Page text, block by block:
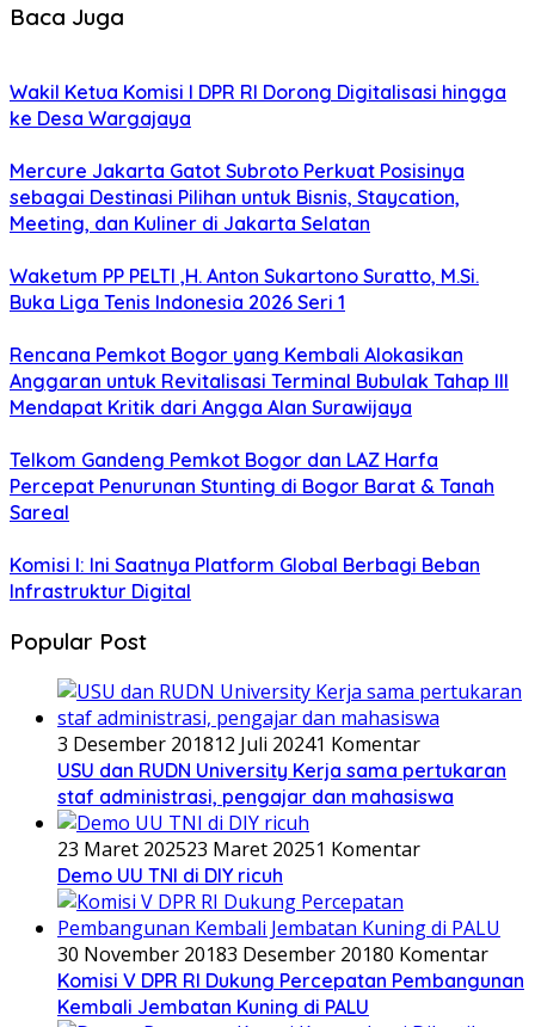
Baca Juga
Wakil Ketua Komisi I DPR RI Dorong Digitalisasi hingga
ke Desa Wargajaya
Mercure Jakarta Gatot Subroto Perkuat Posisinya
sebagai Destinasi Pilihan untuk Bisnis, Staycation,
Meeting, dan Kuliner di Jakarta Selatan
Waketum PP PELTI ,H. Anton Sukartono Suratto, M.Si.
Buka Liga Tenis Indonesia 2026 Seri 1
Rencana Pemkot Bogor yang Kembali Alokasikan
Anggaran untuk Revitalisasi Terminal Bubulak Tahap III
Mendapat Kritik dari Angga Alan Surawijaya
Telkom Gandeng Pemkot Bogor dan LAZ Harfa
Percepat Penurunan Stunting di Bogor Barat & Tanah
Sareal
Komisi I: Ini Saatnya Platform Global Berbagi Beban
Infrastruktur Digital
Popular Post
3 Desember 201812 Juli 20241 Komentar
USU dan RUDN University Kerja sama pertukaran
staf administrasi, pengajar dan mahasiswa
23 Maret 202523 Maret 20251 Komentar
Demo UU TNI di DIY ricuh
30 November 20183 Desember 20180 Komentar
Komisi V DPR RI Dukung Percepatan Pembangunan
Kembali Jembatan Kuning di PALU